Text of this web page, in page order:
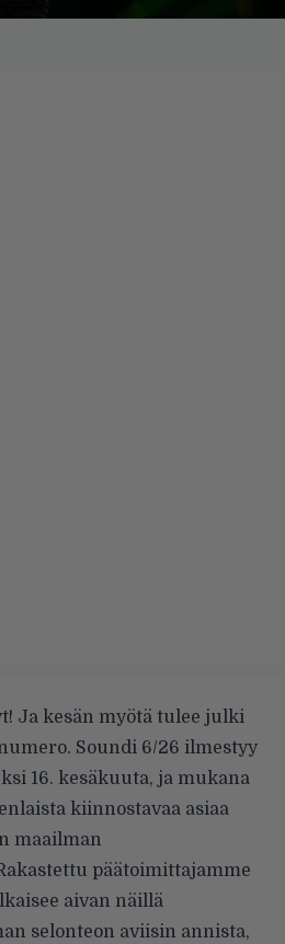
Ja kesän myötä tulee julki
Soundi 6/26 ilmestyy
16. kesäkuuta, ja mukana
kiinnostavaa asiaa
maailman
päätoimittajamme
aivan näillä
selonteon aviisin annista,